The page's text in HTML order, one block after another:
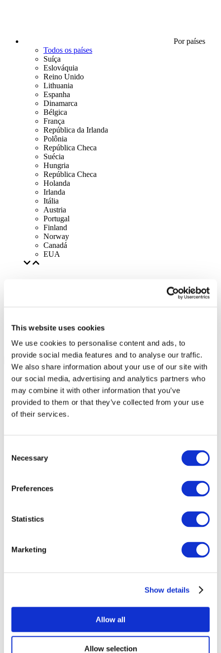
This website uses cookies
We use cookies to personalise content and ads, to
provide social media features and to analyse our traffic.
We also share information about your use of our site with
our social media, advertising and analytics partners who
may combine it with other information that you’ve
provided to them or that they’ve collected from your use
of their services.
Selection
Necessary
Preferences
Statistics
Marketing
Show details
Allow all
Allow selection
Por países
Todos os países
Suíça
Eslováquia
Reino Unido
Lithuania
Espanha
Dinamarca
Bélgica
França
República da Irlanda
Polônia
República Checa
Suécia
Hungria
República Checa
Holanda
Irlanda
Itália
Austria
Portugal
Finland
Norway
Canadá
EUA
Todos os
Concertos